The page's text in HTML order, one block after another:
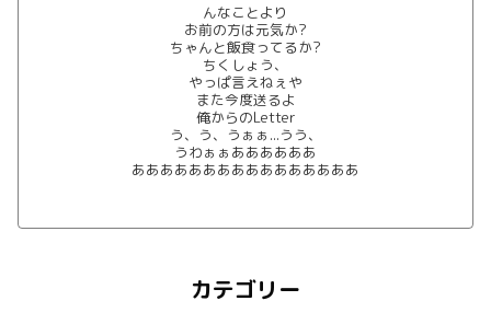
んなことより
お前の方は元気か?
ちゃんと飯食ってるか?
ちくしょう、
やっぱ言えねぇや
また今度送るよ
俺からのLetter
う、う、うぁぁ...うう、
うわぁぁああああああ
ああああああああああああああああ
カテゴリー